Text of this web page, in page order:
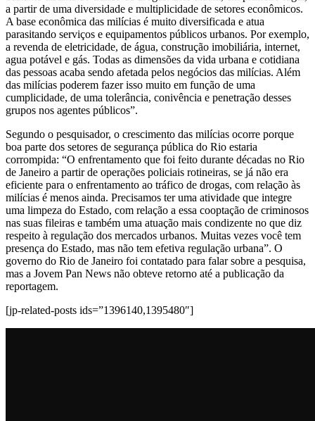
a partir de uma diversidade e multiplicidade de setores econômicos.
A base econômica das milícias é muito diversificada e atua
parasitando serviços e equipamentos públicos urbanos. Por exemplo,
a revenda de eletricidade, de água, construção imobiliária, internet,
agua potável e gás. Todas as dimensões da vida urbana e cotidiana
das pessoas acaba sendo afetada pelos negócios das milícias. Além
das milícias poderem fazer isso muito em função de uma
cumplicidade, de uma tolerância, conivência e penetração desses
grupos nos agentes públicos”.
Segundo o pesquisador, o crescimento das milícias ocorre porque
boa parte dos setores de segurança pública do Rio estaria
corrompida: “O enfrentamento que foi feito durante décadas no Rio
de Janeiro a partir de operações policiais rotineiras, se já não era
eficiente para o enfrentamento ao tráfico de drogas, com relação às
milícias é menos ainda. Precisamos ter uma atividade que integre
uma limpeza do Estado, com relação a essa cooptação de criminosos
nas suas fileiras e também uma atuação mais condizente no que diz
respeito à regulação dos mercados urbanos. Muitas vezes você tem
presença do Estado, mas não tem efetiva regulação urbana”. O
governo do Rio de Janeiro foi contatado para falar sobre a pesquisa,
mas a Jovem Pan News não obteve retorno até a publicação da
reportagem.
[jp-related-posts ids=”1396140,1395480″]